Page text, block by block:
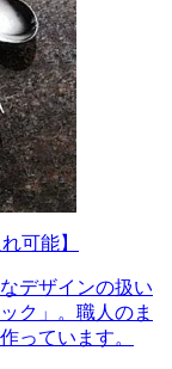
可能】
デザインの扱い
ク」。職人のま
っています。